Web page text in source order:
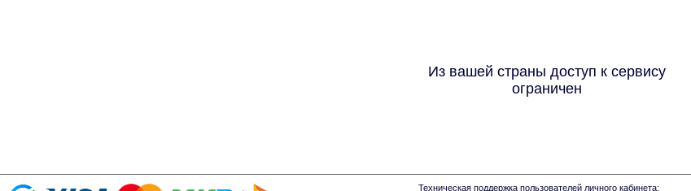
Из вашей страны доступ к сервису
ограничен
Техническая поддержка пользователей личного кабинета: